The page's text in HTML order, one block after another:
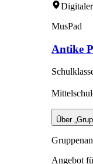
MusPad
Antike
Über
Angebot